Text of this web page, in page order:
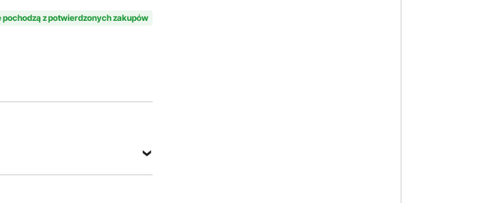
wykończe
36-72
netto
z potwierdzonych zakupów